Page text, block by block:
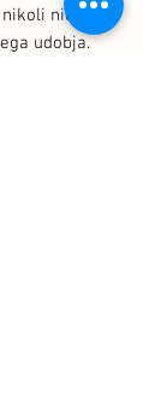
ničesar
udobja.